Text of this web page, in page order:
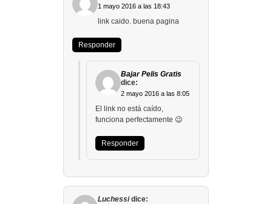
1 mayo 2016 a las 18:43
link caido. buena pagina
Responder
Bajar Pelis Gratis
dice:
2 mayo 2016 a las 8:05
El link no está caído,
funciona perfectamente 😉
Responder
Luchessi dice: